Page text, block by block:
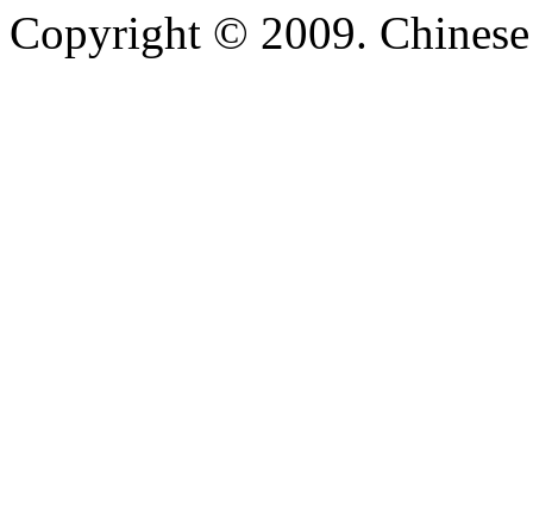
Copyright © 2009.